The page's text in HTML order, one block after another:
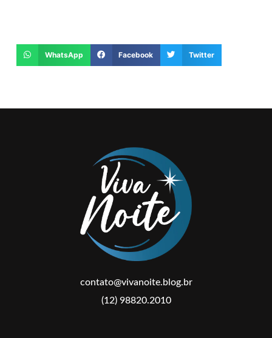
WhatsApp Facebook Twitter
contato@vivanoite.blog.br
(12) 98820.2010